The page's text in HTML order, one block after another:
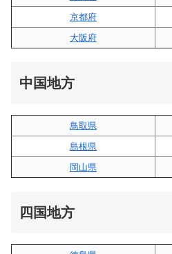
京都府
大阪府
中国地方
鳥取県
島根県
岡山県
四国地方